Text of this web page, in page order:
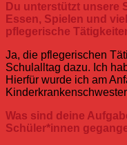
Du unterstützt unsere
Essen, Spielen und
pflegerische
Ja, die pflegerischen
Schulalltag dazu. Ich
Hierfür wurde ich am
Was sind deine
Schüler*innen